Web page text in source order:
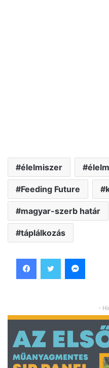
élelmiszer
Feeding Future
magyar-szerb határ
táplálkozás
-